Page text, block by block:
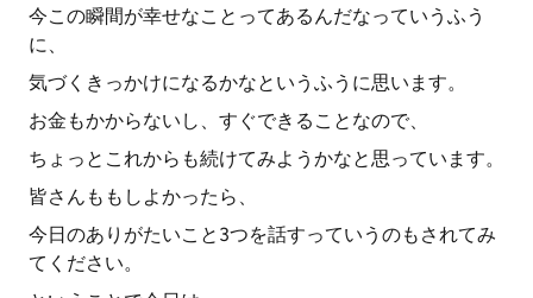
今この瞬間が幸せなことってあるんだなっていうふう
に、
気づくきっかけになるかなというふうに思います。
お金もかからないし、すぐできることなので、
ちょっとこれからも続けてみようかなと思っています。
皆さんももしよかったら、
今日のありがたいこと3つを話すっていうのもされてみ
てください。